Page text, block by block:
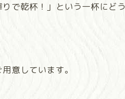
で乾杯！」という一杯にど
意しています。